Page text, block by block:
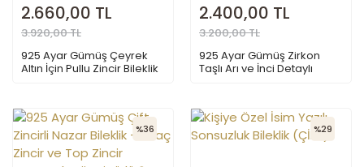
2.660,00 TL
3.920,00 TL
925 Ayar Gümüş Çeyrek
Altın İçin Pullu Zincir Bileklik
2.400,00 TL
3.200,00 TL
925 Ayar Gümüş Zirkon
Taşlı Arı ve İnci Detaylı
%36 %29